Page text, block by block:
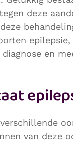
deze
epilepsie,
en
van deze